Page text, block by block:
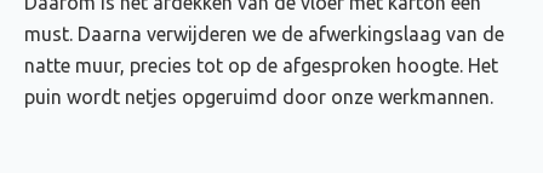
must. Daarna verwijderen we de afwerkingslaag van de
natte muur, precies tot op de afgesproken hoogte. Het
puin wordt netjes opgeruimd door onze werkmannen.